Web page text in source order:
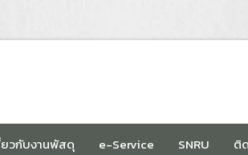
ยวกับงานพัสดุ e-Service SNRU ติ